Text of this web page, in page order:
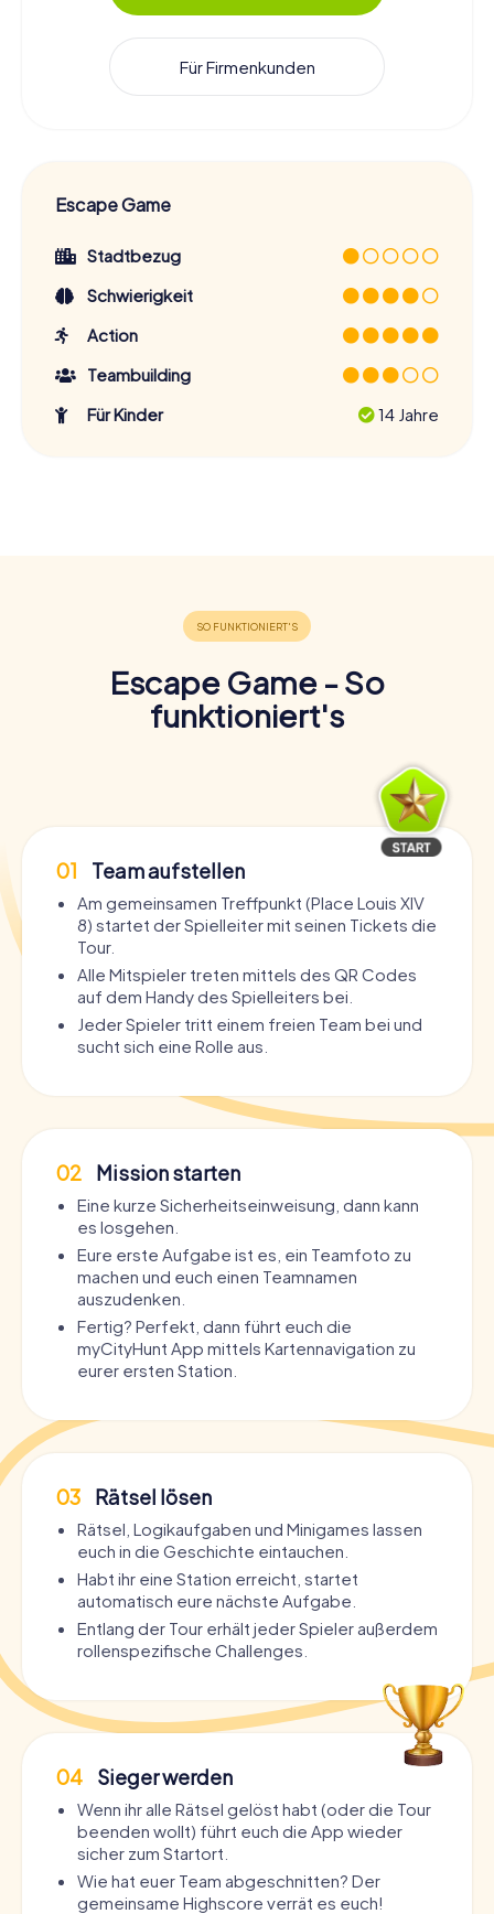
Für Firmenkunden
Escape Game
Stadtbezug
Schwierigkeit
Action
Teambuilding
Für Kinder
14 Jahre
Escape Game - So
funktioniert's
01 Team aufstellen
Am gemeinsamen Treffpunkt (Place Louis XIV
8) startet der Spielleiter mit seinen Tickets die
Tour.
Alle Mitspieler treten mittels des QR Codes
auf dem Handy des Spielleiters bei.
Jeder Spieler tritt einem freien Team bei und
sucht sich eine Rolle aus.
02 Mission starten
Eine kurze Sicherheitseinweisung, dann kann
es losgehen.
Eure erste Aufgabe ist es, ein Teamfoto zu
machen und euch einen Teamnamen
auszudenken.
Fertig? Perfekt, dann führt euch die
myCityHunt App mittels Kartennavigation zu
eurer ersten Station.
03 Rätsel lösen
Rätsel, Logikaufgaben und Minigames lassen
euch in die Geschichte eintauchen.
Habt ihr eine Station erreicht, startet
automatisch eure nächste Aufgabe.
Entlang der Tour erhält jeder Spieler außerdem
rollenspezifische Challenges.
04 Sieger werden
Wenn ihr alle Rätsel gelöst habt (oder die Tour
beenden wollt) führt euch die App wieder
sicher zum Startort.
Wie hat euer Team abgeschnitten? Der
gemeinsame Highscore verrät es euch!